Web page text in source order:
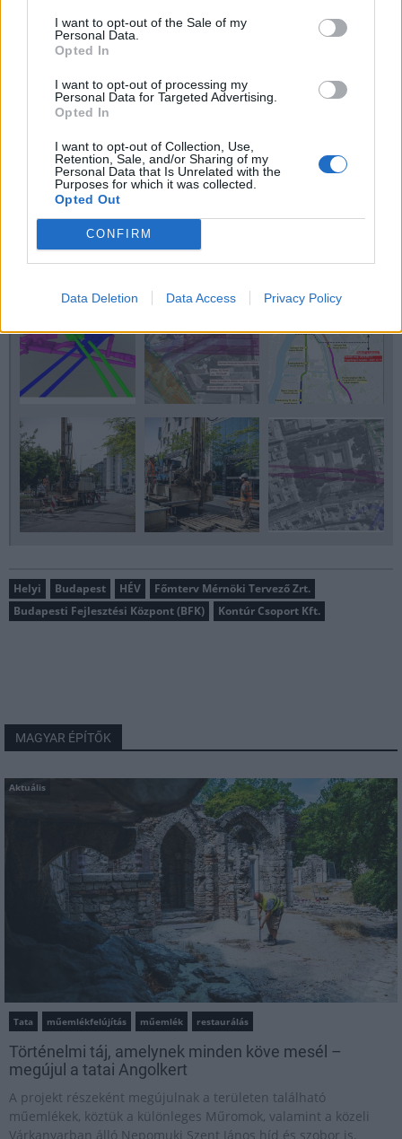
I want to opt-out of the Sale of my
Personal Data.
Opted In
I want to opt-out of processing my
Personal Data for Targeted Advertising.
Opted In
I want to opt-out of Collection, Use,
Retention, Sale, and/or Sharing of my
Personal Data that Is Unrelated with the
Purposes for which it was collected.
Opted Out
CONFIRM
Data Deletion Data Access Privacy Policy
minimális mozgásteret biztosítva az egyéb műszaki
szempontoknak.
ugyan még „csak” az engedélyezési tervezési fázisnál tartunk, de
a műtárgyak szempontjából nagyon sok mindent már nem is
kiviteli, hanem technológiai terv szinten kell végig gondolni,
modellezni, illetve számolni, még ha ezeket nagyrészt csak
későbbi tervfázisokban is dokumentálunk” – emelte ki Honti
Helyi Budapest HÉV
Főmterv Mérnöki Tervező Zrt.
Budapesti Fejlesztési Központ (BFK)
Kontúr Csoport Kft.
MAGYAR ÉPÍTŐK
Aktuális
Tata műemlékfelújítás műemlék restaurálás
Történelmi táj, amelynek minden köve mesél –
megújul a tatai Angolkert
A projekt részeként megújulnak a területen található
műemlékek, köztük a különleges Műromok, valamint a közeli
Várkanyarban álló Nepomuki Szent János híd és szobor is.